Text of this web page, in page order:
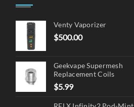
Venty Vaporizer
$500.00
Geekvape Supermesh
Replacement Coils
$5.99